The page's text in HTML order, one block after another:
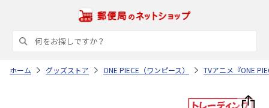
ホーム グッズストア ONE PIECE（ワンピース） TVアニメ『ONE